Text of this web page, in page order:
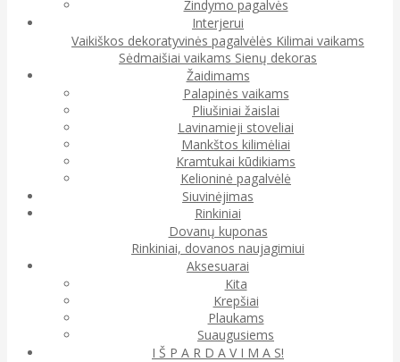
Žindymo pagalvės
Interjerui
Vaikiškos dekoratyvinės pagalvėlės Kilimai vaikams
Sėdmaišiai vaikams Sienų dekoras
Žaidimams
Palapinės vaikams
Pliušiniai žaislai
Lavinamieji stoveliai
Mankštos kilimėliai
Kramtukai kūdikiams
Kelioninė pagalvėlė
Siuvinėjimas
Rinkiniai
Dovanų kuponas
Rinkiniai, dovanos naujagimiui
Aksesuarai
Kita
Krepšiai
Plaukams
Suaugusiems
I Š P A R D A V I M A S!